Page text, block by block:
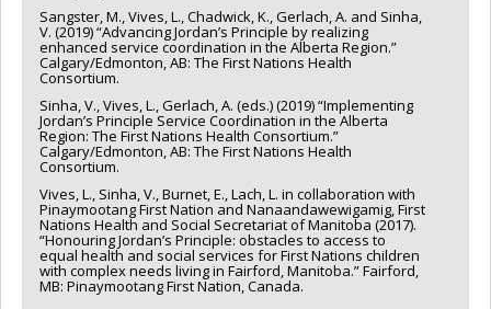
Sangster, M., Vives, L., Chadwick, K., Gerlach, A. and Sinha,
V. (2019) “Advancing Jordan’s Principle by realizing
enhanced service coordination in the Alberta Region.”
Calgary/Edmonton, AB: The First Nations Health
Consortium.
Sinha, V., Vives, L., Gerlach, A. (eds.) (2019) “Implementing
Jordan’s Principle Service Coordination in the Alberta
Region: The First Nations Health Consortium.”
Calgary/Edmonton, AB: The First Nations Health
Consortium.
Vives, L., Sinha, V., Burnet, E., Lach, L. in collaboration with
Pinaymootang First Nation and Nanaandawewigamig, First
Nations Health and Social Secretariat of Manitoba (2017).
“Honouring Jordan’s Principle: obstacles to access to
equal health and social services for First Nations children
with complex needs living in Fairford, Manitoba.” Fairford,
MB: Pinaymootang First Nation, Canada.